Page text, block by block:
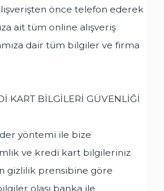
önce telefon ederek
ait tüm online alışveriş
dair tüm bilgiler ve firma
KART BİLGİLERİ GÜVENLİĞİ
yöntemi ile bize
ve kredi kart bilgileriniz
gizlilik prensibine göre
olası banka ile